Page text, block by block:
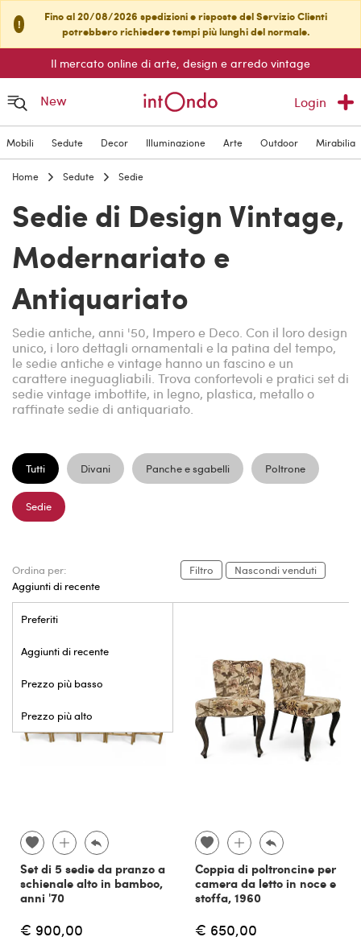
!
Fino al 20/08/2026 spedizioni e risposte del Servizio Clienti
potrebbero richiedere tempi più lunghi del normale.
Il mercato online di arte, design e arredo vintage
New Login
Mobili Sedute Decor Illuminazione Arte Outdoor Mirabilia
Home Sedute Sedie
Sedie di Design Vintage,
Modernariato e
Antiquariato
Sedie antiche, anni '50, Impero e Deco. Con il loro design
unico, i loro dettagli ornamentali e la patina del tempo,
le sedie antiche e vintage hanno un fascino e un
carattere ineguagliabili. Trova confortevoli e pratici set di
sedie vintage imbottite, in legno, plastica, metallo o
raffinate sedie di antiquariato.
Tutti Divani Panche e sgabelli Poltrone
Sedie
Ordina per:
Aggiunti di recente
Preferiti
Aggiunti di recente
Prezzo più basso
Prezzo più alto
Filtro Nascondi venduti
Set di 5 sedie da pranzo a
schienale alto in bamboo,
anni '70
€ 900,00
Coppia di poltroncine per
camera da letto in noce e
stoffa, 1960
€ 650,00